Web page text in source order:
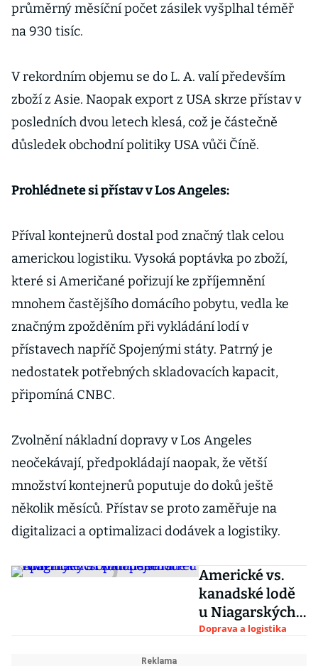
průměrný měsíční počet zásilek vyšplhal téměř
na 930 tisíc.
V rekordním objemu se do L. A. valí především
zboží z Asie. Naopak export z USA skrze přístav v
posledních dvou letech klesá, což je částečně
důsledek obchodní politiky USA vůči Číně.
Prohlédnete si přístav v Los Angeles:
Příval kontejnerů dostal pod značný tlak celou
americkou logistiku. Vysoká poptávka po zboží,
které si Američané pořizují ke zpříjemnění
mnohem častějšího domácího pobytu, vedla ke
značným zpožděním při vykládání lodí v
přístavech napříč Spojenými státy. Patrný je
nedostatek potřebných skladovacích kapacit,
připomíná CNBC.
Zvolnění nákladní dopravy v Los Angeles
neočekávají, předpokládají naopak, že větší
množství kontejnerů poputuje do doků ještě
několik měsíců. Přístav se proto zaměřuje na
digitalizaci a optimalizaci dodávek a logistiky.
Americké vs.
kanadské lodě
u Niagarských
vodopádů: střet
Doprava a logistika